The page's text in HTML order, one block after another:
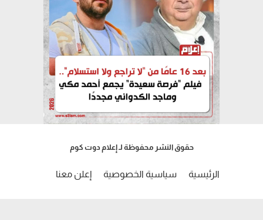
حقوق النشر محفوظة لـ إعلام دوت كوم
الرئيسية سياسية الخصوصية إعلن معنا